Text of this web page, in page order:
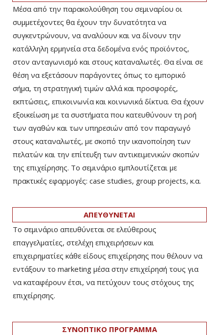
Μέσα από την παρακολούθηση του σεμιναρίου οι
συμμετέχοντες θα έχουν την δυνατότητα να
συγκεντρώνουν, να αναλύουν και να δίνουν την
κατάλληλη ερμηνεία στα δεδομένα ενός προϊόντος,
στον ανταγωνισμό και στους καταναλωτές. Θα είναι σε
θέση να εξετάσουν παράγοντες όπως το εμπορικό
σήμα, τη στρατηγική τιμών αλλά και προσφορές,
εκπτώσεις, επικοινωνία και κοινωνικά δίκτυα. Θα έχουν
εξοικείωση με τα συστήματα που κατευθύνουν τη ροή
των αγαθών και των υπηρεσιών από τον παραγωγό
στους καταναλωτές, με σκοπό την ικανοποίηση των
πελατών και την επίτευξη των αντικειμενικών σκοπών
της επιχείρησης. Το σεμινάριο εμπλουτίζεται με
πρακτικές εφαρμογές: case studies, group projects, κ.α.
ΑΠΕΥΘΥΝΕΤΑΙ
Το σεμινάριο απευθύνεται σε ελεύθερους
επαγγελματίες, στελέχη επιχειρήσεων και
επιχειρηματίες κάθε είδους επιχείρησης που θέλουν να
εντάξουν το marketing μέσα στην επιχείρησή τους για
να καταφέρουν έτσι, να πετύχουν τους στόχους της
επιχείρησης.
ΣΥΝΟΠΤΙΚΟ ΠΡΟΓΡΑΜΜΑ